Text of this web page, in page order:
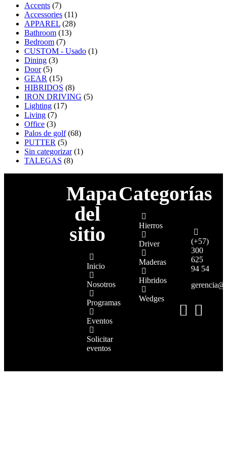
Accents (7)
Accessories (11)
APPAREL (28)
Bathroom (13)
Bedroom (7)
CUSTOM - Usado (1)
Dining (3)
Door (5)
GEAR (15)
HIBRIDOS (8)
IRON DRIVING (5)
Lighting (17)
Living (7)
Office (3)
Palos de golf (68)
PUTTER (5)
Sin categorizar (1)
TALEGAS (8)
Mapa
del
sitio
Inicio
Nosotros
Programas
Eventos
Solicitar
eventos
Categorías
Hierros
Driver
Maderas
Hibridos
Wedges
(+57)
300
625
94 54